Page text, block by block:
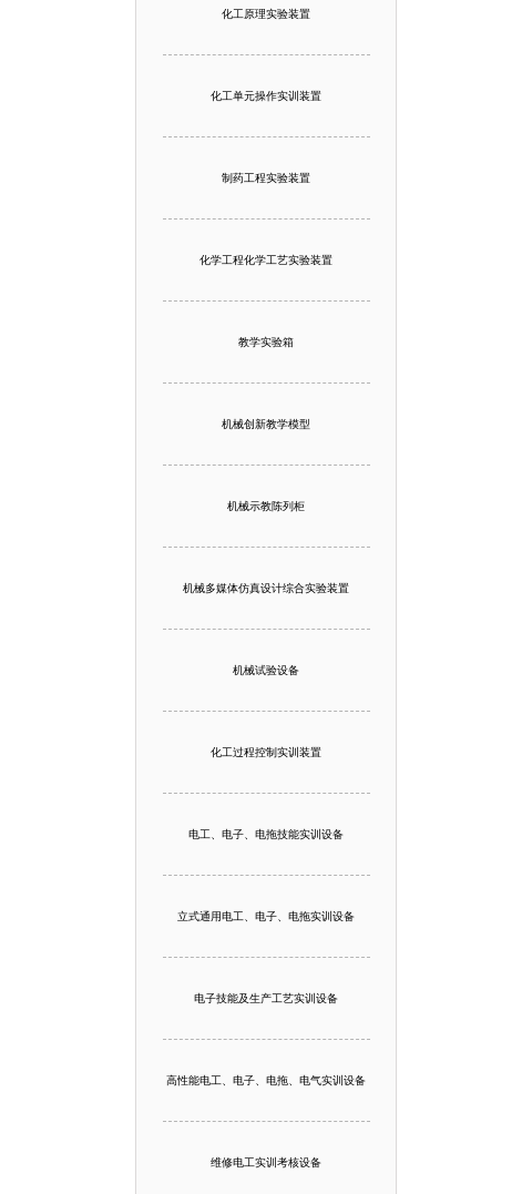
化工原理实验装置
化工单元操作实训装置
制药工程实验装置
化学工程化学工艺实验装置
教学实验箱
机械创新教学模型
机械示教陈列柜
机械多媒体仿真设计综合实验装置
机械试验设备
化工过程控制实训装置
电工、电子、电拖技能实训设备
立式通用电工、电子、电拖实训设备
电子技能及生产工艺实训设备
高性能电工、电子、电拖、电气实训设备
维修电工实训考核设备